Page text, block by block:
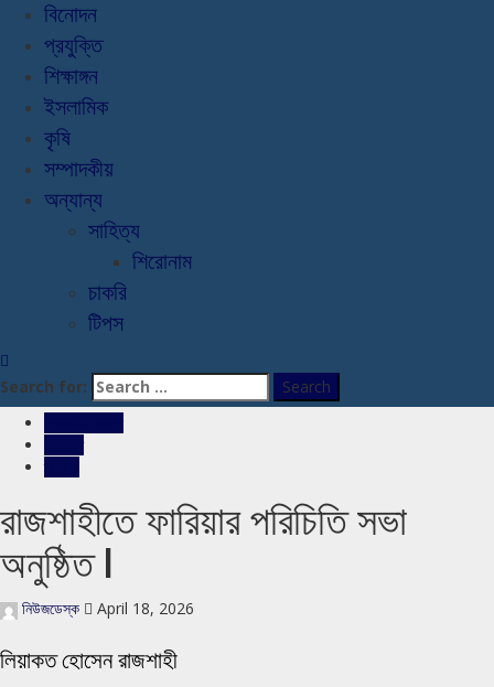
বিনোদন
প্রযুক্তি
শিক্ষাঙ্গন
ইসলামিক
কৃষি
সম্পাদকীয়
অন্যান্য
সাহিত্য
শিরোনাম
চাকরি
টিপস
Search for:
রাজশাহীতে ফারিয়ার পরিচিতি সভা
অনুষ্ঠিত l
নিউজডেস্ক April 18, 2026
লিয়াকত হোসেন রাজশাহী